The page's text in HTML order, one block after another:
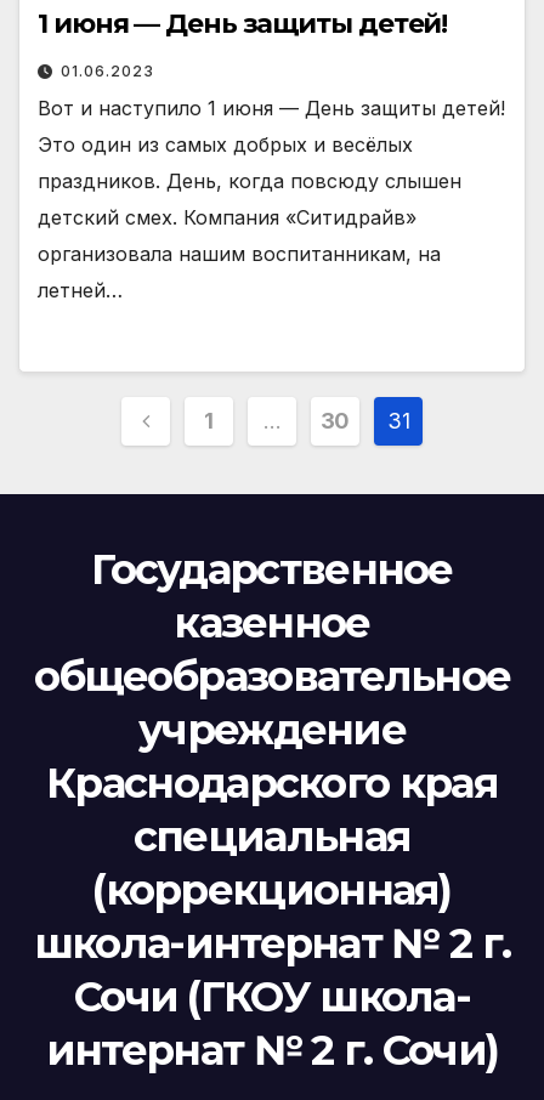
1 июня — День защиты детей!
01.06.2023
Вот и наступило 1 июня — День защиты детей!
Это один из самых добрых и весёлых
праздников. День, когда повсюду слышен
детский смех. Компания «Ситидрайв»
организовала нашим воспитанникам, на
летней…
Пагинация
1 … 30 31
Государственное
казенное
общеобразовательное
учреждение
Краснодарского края
специальная
(коррекционная)
школа-интернат № 2 г.
Сочи (ГКОУ школа-
интернат № 2 г. Сочи)